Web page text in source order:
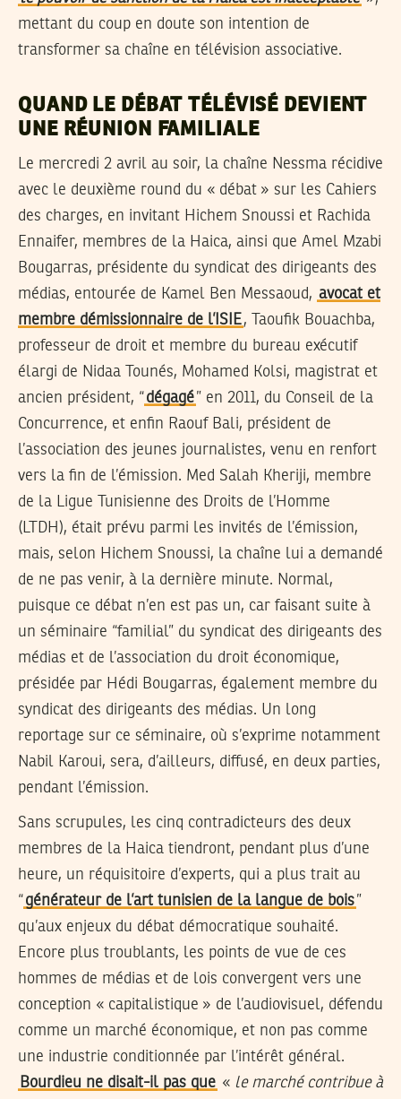
mettant du coup en doute son intention de
transformer sa chaîne en télévision associative.
QUAND LE DÉBAT TÉLÉVISÉ DEVIENT
UNE RÉUNION FAMILIALE
Le mercredi 2 avril au soir, la chaîne Nessma récidive
avec le deuxième round du « débat » sur les Cahiers
des charges, en invitant Hichem Snoussi et Rachida
Ennaifer, membres de la Haica, ainsi que Amel Mzabi
Bougarras, présidente du syndicat des dirigeants des
médias, entourée de Kamel Ben Messaoud, avocat et
membre démissionnaire de l’ISIE, Taoufik Bouachba,
professeur de droit et membre du bureau exécutif
élargi de Nidaa Tounés, Mohamed Kolsi, magistrat et
ancien président, “dégagé” en 2011, du Conseil de la
Concurrence, et enfin Raouf Bali, président de
l’association des jeunes journalistes, venu en renfort
vers la fin de l’émission. Med Salah Kheriji, membre
de la Ligue Tunisienne des Droits de l’Homme
(LTDH), était prévu parmi les invités de l’émission,
mais, selon Hichem Snoussi, la chaîne lui a demandé
de ne pas venir, à la dernière minute. Normal,
puisque ce débat n’en est pas un, car faisant suite à
un séminaire “familial” du syndicat des dirigeants des
médias et de l’association du droit économique,
présidée par Hédi Bougarras, également membre du
syndicat des dirigeants des médias. Un long
reportage sur ce séminaire, où s’exprime notamment
Nabil Karoui, sera, d’ailleurs, diffusé, en deux parties,
pendant l’émission.
Sans scrupules, les cinq contradicteurs des deux
membres de la Haica tiendront, pendant plus d’une
heure, un réquisitoire d’experts, qui a plus trait au
“générateur de l’art tunisien de la langue de bois”
qu’aux enjeux du débat démocratique souhaité.
Encore plus troublants, les points de vue de ces
hommes de médias et de lois convergent vers une
conception « capitalistique » de l’audiovisuel, défendu
comme un marché économique, et non pas comme
une industrie conditionnée par l’intérêt général.
Bourdieu ne disait-il pas que « le marché contribue à